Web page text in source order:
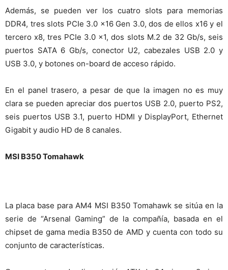
Además, se pueden ver los cuatro slots para memorias
DDR4, tres slots PCIe 3.0 x16 Gen 3.0, dos de ellos x16 y el
tercero x8, tres PCIe 3.0 x1, dos slots M.2 de 32 Gb/s, seis
puertos SATA 6 Gb/s, conector U2, cabezales USB 2.0 y
USB 3.0, y botones on-board de acceso rápido.
En el panel trasero, a pesar de que la imagen no es muy
clara se pueden apreciar dos puertos USB 2.0, puerto PS2,
seis puertos USB 3.1, puerto HDMI y DisplayPort, Ethernet
Gigabit y audio HD de 8 canales.
MSI B350 Tomahawk
La placa base para AM4 MSI B350 Tomahawk se sitúa en la
serie de “Arsenal Gaming” de la compañía, basada en el
chipset de gama media B350 de AMD y cuenta con todo su
conjunto de características.